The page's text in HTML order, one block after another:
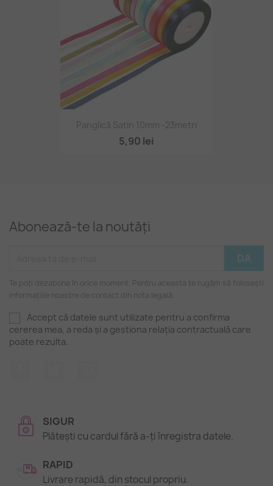
Panglică Satin 10mm -23metri
5,90 lei
Abonează-te la noutăți
Te poți dezabona în orice moment. Pentru aceasta te rugăm să folosești
informațiile noastre de contact din nota legală.
Accept că datele sunt utilizate pentru a confirma
cererea mea, a reda și a gestiona relația contractuală care
poate rezulta.
SIGUR
Plătești cu cardul fără a-ți înregistra datele.
RAPID
Livrare rapidă, din stocul propriu.